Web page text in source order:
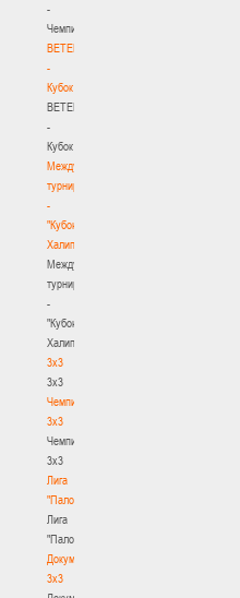
-
Чемпионат
BETERA
-
Кубок
BETERA
-
Кубок
Международный
турнир
-
"Кубок
Халипского"
Международный
турнир
-
"Кубок
Халипского"
3x3
3x3
Чемпионат
3х3
Чемпионат
3х3
Лига
"Палова"
Лига
"Палова"
Документы
3х3